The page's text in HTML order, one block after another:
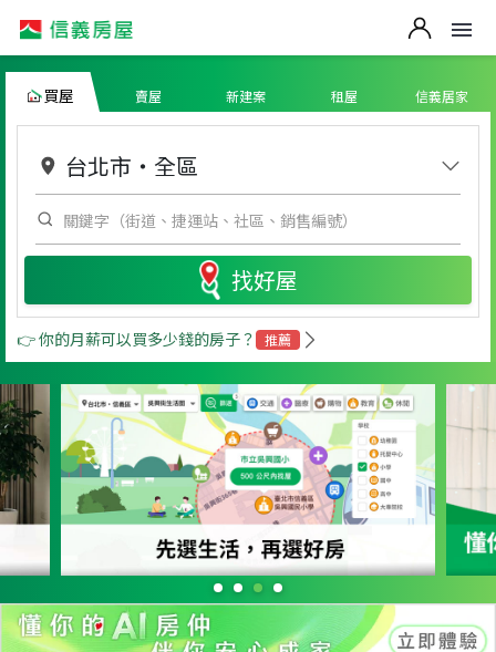
買屋 賣屋 新建案 租屋 信義居家
台北市 ・ 全區
找好屋
👉 你的月薪可以買多少錢的房子？ 推薦